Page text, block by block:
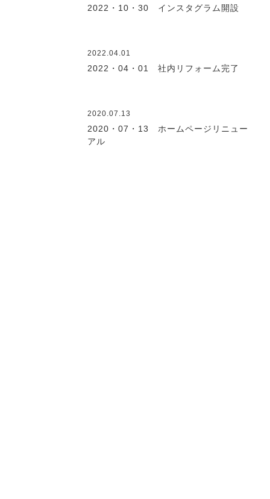
2022・10・30 インスタグラム開設
2022.04.01
2022・04・01 社内リフォーム完了
2020.07.13
2020・07・13 ホームページリニュー
アル